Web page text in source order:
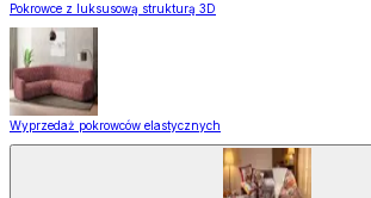
Pokrowce z luksusową strukturą 3D
Wyprzedaż pokrowców elastycznych